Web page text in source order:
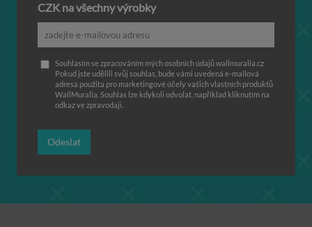
CZK na všechny výrobky
Souhlasím se zpracováním mých osobních údajů wallmuralia.cz
Pokud jste udělili svůj souhlas, bude vámi uvedená e-mailová
adresa použita pro marketingové účely vašich vlastních produktů
WallMuralia. Souhlas lze kdykoli odvolat, například kliknutím na
odkaz ve zpravodaji.
Odeslat